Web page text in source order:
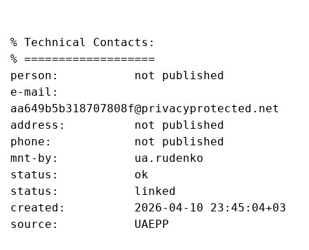
% Technical Contacts:
% ===================
person:           not published
e-mail:
aa649b5b318707808f@privacyprotected.net
address:          not published
phone:            not published
mnt-by:           ua.rudenko
status:           ok
status:           linked
created:          2026-04-10 23:45:04+03
source:           UAEPP